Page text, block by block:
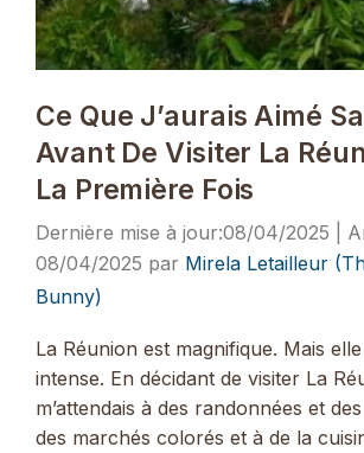
Ce Que J’aurais Aimé
Avant De Visiter La
La Première Fois
08/04/2025
08/04/2025 par Mirela Letailleur
Bunny)
La Réunion est magnifique. Mais
intense. En décidant de visiter La
m’attendais à des randonnées et
des marchés colorés et à de la